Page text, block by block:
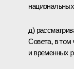
д)
Совета, в том
и временных